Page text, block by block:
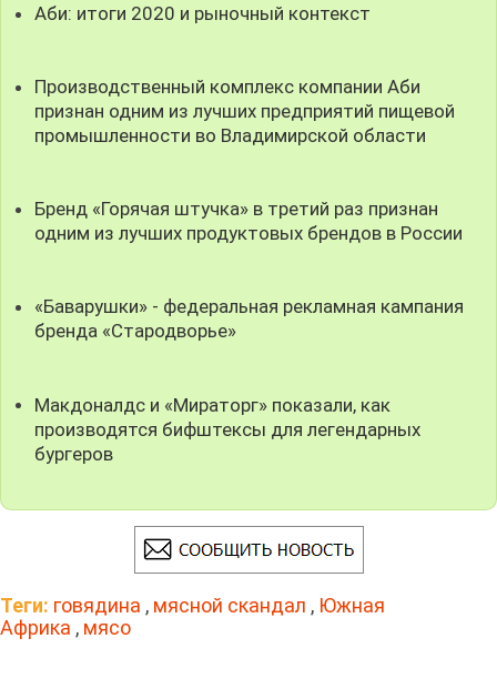
Аби: итоги 2020 и рыночный контекст
Производственный комплекс компании Аби
признан одним из лучших предприятий пищевой
промышленности во Владимирской области
Бренд «Горячая штучка» в третий раз признан
одним из лучших продуктовых брендов в России
«Баварушки» - федеральная рекламная кампания
бренда «Стародворье»
Макдоналдс и «Мираторг» показали, как
производятся бифштексы для легендарных
бургеров
Теги: говядина , мясной скандал , Южная
Африка , мясо